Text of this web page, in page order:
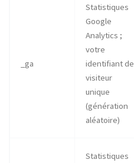
_ga
Statistiques
Google
Analytics ;
votre
identifiant de
visiteur
unique
(génération
aléatoire)
Statistiques